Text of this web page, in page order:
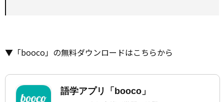
▼「booco」の無料ダウンロードはこちらから